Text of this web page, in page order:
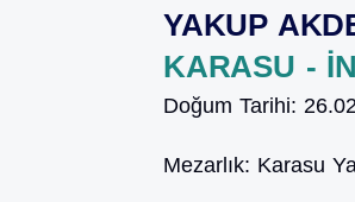
YAKUP
KARASU -
Doğum Tarihi:
Mezarlık: Karasu